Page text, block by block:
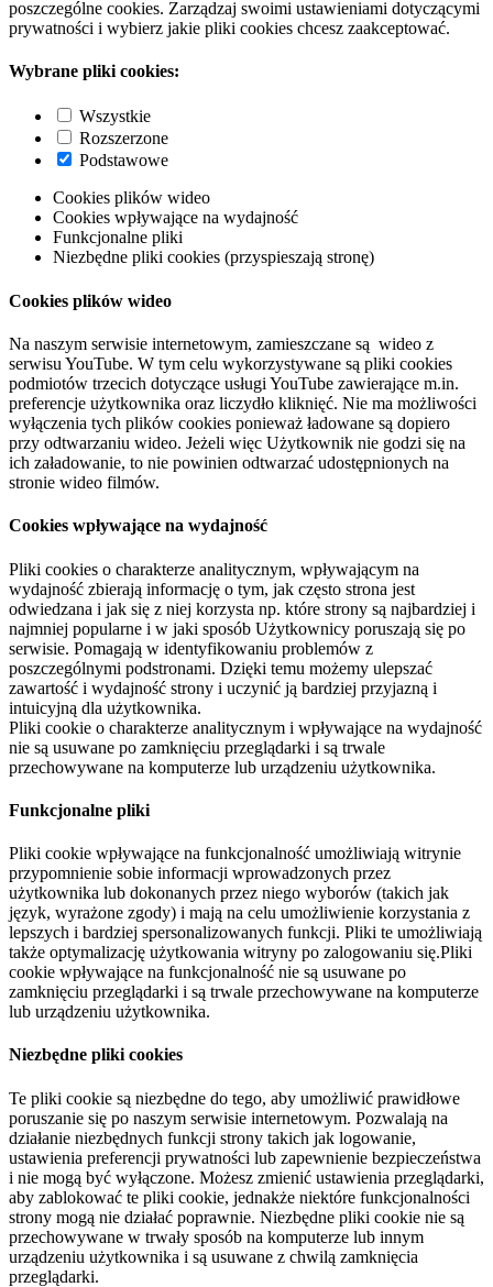
poszczególne cookies. Zarządzaj swoimi ustawieniami dotyczącymi
prywatności i wybierz jakie pliki cookies chcesz zaakceptować.
Wybrane pliki cookies:
Wszystkie
Rozszerzone
Podstawowe
Cookies plików wideo
Cookies wpływające na wydajność
Funkcjonalne pliki
Niezbędne pliki cookies (przyspieszają stronę)
Cookies plików wideo
Na naszym serwisie internetowym, zamieszczane są wideo z
serwisu YouTube. W tym celu wykorzystywane są pliki cookies
podmiotów trzecich dotyczące usługi YouTube zawierające m.in.
preferencje użytkownika oraz liczydło kliknięć. Nie ma możliwości
wyłączenia tych plików cookies ponieważ ładowane są dopiero
przy odtwarzaniu wideo. Jeżeli więc Użytkownik nie godzi się na
ich załadowanie, to nie powinien odtwarzać udostępnionych na
stronie wideo filmów.
Cookies wpływające na wydajność
Pliki cookies o charakterze analitycznym, wpływającym na
wydajność zbierają informację o tym, jak często strona jest
odwiedzana i jak się z niej korzysta np. które strony są najbardziej i
najmniej popularne i w jaki sposób Użytkownicy poruszają się po
serwisie. Pomagają w identyfikowaniu problemów z
poszczególnymi podstronami. Dzięki temu możemy ulepszać
zawartość i wydajność strony i uczynić ją bardziej przyjazną i
intuicyjną dla użytkownika.
Pliki cookie o charakterze analitycznym i wpływające na wydajność
nie są usuwane po zamknięciu przeglądarki i są trwale
przechowywane na komputerze lub urządzeniu użytkownika.
Funkcjonalne pliki
Pliki cookie wpływające na funkcjonalność umożliwiają witrynie
przypomnienie sobie informacji wprowadzonych przez
użytkownika lub dokonanych przez niego wyborów (takich jak
język, wyrażone zgody) i mają na celu umożliwienie korzystania z
lepszych i bardziej spersonalizowanych funkcji. Pliki te umożliwiają
także optymalizację użytkowania witryny po zalogowaniu się.Pliki
cookie wpływające na funkcjonalność nie są usuwane po
zamknięciu przeglądarki i są trwale przechowywane na komputerze
lub urządzeniu użytkownika.
Niezbędne pliki cookies
Te pliki cookie są niezbędne do tego, aby umożliwić prawidłowe
poruszanie się po naszym serwisie internetowym. Pozwalają na
działanie niezbędnych funkcji strony takich jak logowanie,
ustawienia preferencji prywatności lub zapewnienie bezpieczeństwa
i nie mogą być wyłączone. Możesz zmienić ustawienia przeglądarki,
aby zablokować te pliki cookie, jednakże niektóre funkcjonalności
strony mogą nie działać poprawnie. Niezbędne pliki cookie nie są
przechowywane w trwały sposób na komputerze lub innym
urządzeniu użytkownika i są usuwane z chwilą zamknięcia
przeglądarki.